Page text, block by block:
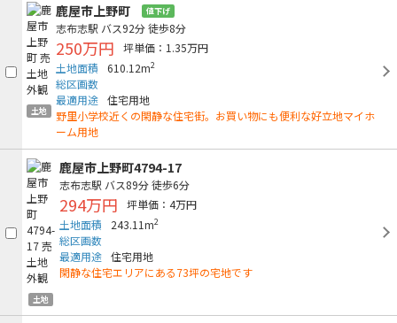
土地
鹿屋市上野町 値下げ
志布志駅 バス92分徒歩8分
250万円
坪単価：1.35万円
土地面積
610.12m2
総区画数
最適用途 住宅用地
野里小学校近くの閑静な住宅街。お買い物にも便利な好立地マイホ
ーム用地
土地
鹿屋市上野町4794-17
志布志駅 バス89分徒歩6分
294万円
坪単価：4万円
土地面積
243.11m2
総区画数
最適用途 住宅用地
閑静な住宅エリアにある73坪の宅地です